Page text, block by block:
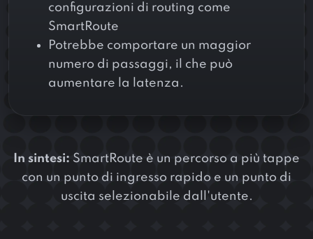
configurazioni di routing come
SmartRoute
Potrebbe comportare un maggior
numero di passaggi, il che può
aumentare la latenza.
In sintesi: SmartRoute è un percorso a più tappe
con un punto di ingresso rapido e un punto di
uscita selezionabile dall'utente.